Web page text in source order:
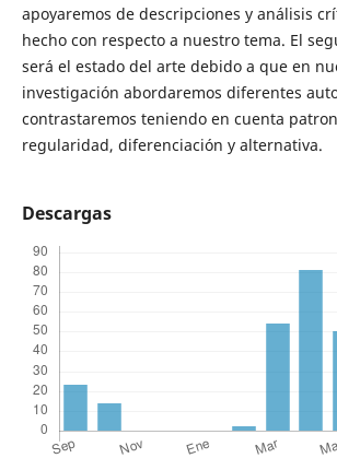
apoyaremos de descripciones y análisis
hecho con respecto a nuestro tema. El
será el estado del arte debido a que en
investigación abordaremos diferentes
contrastaremos teniendo en cuenta
regularidad, diferenciación y alternativa.
Descargas